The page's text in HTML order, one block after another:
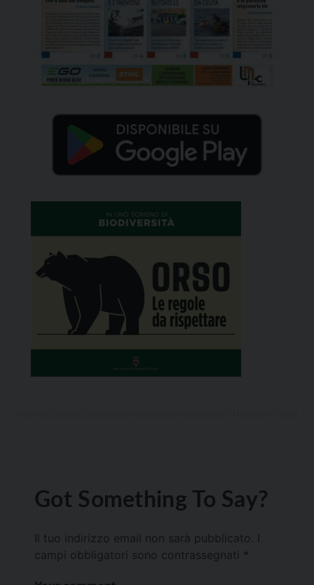
Got Something To Say?
Il tuo indirizzo email non sarà pubblicato.
campi obbligatori sono contrassegnati *